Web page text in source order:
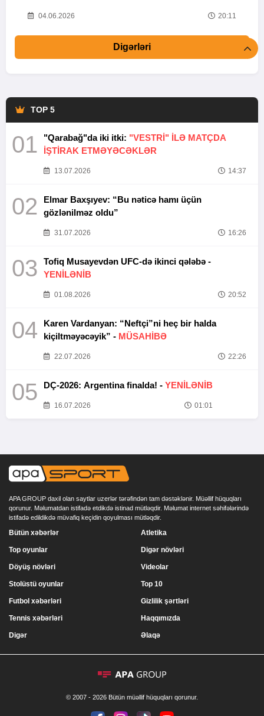
04.06.2026 20:11
Digərləri
TOP 5
01 "Qarabağ"da iki itki: "VESTRİ" İLƏ MATÇDA
İŞTİRAK ETMƏYƏCƏKLƏR
13.07.2026 14:37
02
Elmar Baxşıyev: “Bu nəticə hamı üçün
gözlənilməz oldu”
31.07.2026 16:26
03
Tofiq Musayevdən UFC-də ikinci qələbə -
YENİLƏNİB
01.08.2026 20:52
04
Karen Vardanyan: “Neftçi”ni heç bir halda
kiçiltməyəcəyik” - MÜSAHİBƏ
22.07.2026 22:26
05 DÇ-2026: Argentina finalda! - YENİLƏNİB
16.07.2026 01:01
APA GROUP daxil olan saytlar uzerlər tərəfindən tam dəstəklənir. Müəllif hüquqları
qorunur. Məlumatdan istifadə etdikdə istinad mütləqdir. Məlumat internet səhifələrində
istifadə edildikdə müvafiq keçidin qoyulması mütləqdir.
Bütün xəbərlər
Top oyunlar
Döyüş növləri
Stolüstü oyunlar
Atletika
Digər növləri
Videolar
Top 10
Futbol xəbərləri
Tennis xəbərləri
Digər
Gizlilik şərtləri
Haqqımızda
Əlaqə
© 2007 - 2026 Bütün müəllif hüquqları qorunur.